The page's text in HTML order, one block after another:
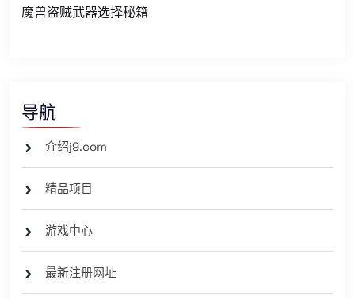
魔兽盗贼武器选择秘籍
导航
介绍j9.com
精品项目
游戏中心
最新注册网址